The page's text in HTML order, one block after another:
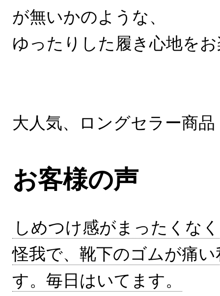
が無いかのような、
ゆったりした履き心地を
大人気、ロングセラー商品
お客様の声
しめつけ感がまったくな
怪我で、靴下のゴムが痛
す。毎日はいてます。